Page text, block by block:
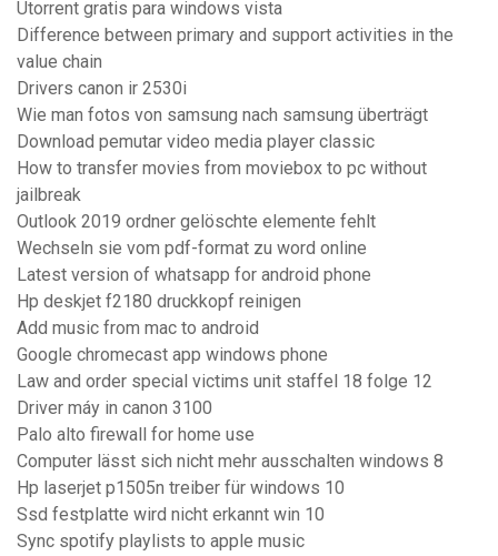
Utorrent gratis para windows vista
Difference between primary and support activities in the
value chain
Drivers canon ir 2530i
Wie man fotos von samsung nach samsung überträgt
Download pemutar video media player classic
How to transfer movies from moviebox to pc without
jailbreak
Outlook 2019 ordner gelöschte elemente fehlt
Wechseln sie vom pdf-format zu word online
Latest version of whatsapp for android phone
Hp deskjet f2180 druckkopf reinigen
Add music from mac to android
Google chromecast app windows phone
Law and order special victims unit staffel 18 folge 12
Driver máy in canon 3100
Palo alto firewall for home use
Computer lässt sich nicht mehr ausschalten windows 8
Hp laserjet p1505n treiber für windows 10
Ssd festplatte wird nicht erkannt win 10
Sync spotify playlists to apple music